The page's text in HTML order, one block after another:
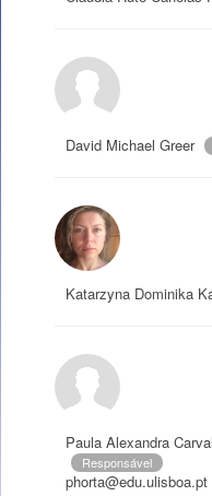
David Michael Greer
Katarzyna Dominika
Paula Alexandra
Responsável
phorta@edu.ulisboa.pt